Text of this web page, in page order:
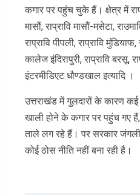
कगार पर पहुंच चुके हैं। क्षेत्र में
मासौं, राप्रावि मासौं-मसेटा,
राप्रावि पीपली, राप्रावि
कालेज इंदिरापुरी, राप्रावि बरसू,
इंटरमीडिएट धौण्डखाल इत्यादि ।
उत्तराखंड में गुलदारों के कारण
खाली होने के कगार पर पहुंच गए
ताले लग रहे हैं। पर सरकार
कोई ठोस नीति नहीं बना रही है।